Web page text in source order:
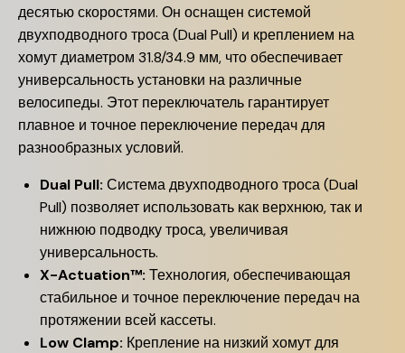
десятью скоростями. Он оснащен системой
двухподводного троса (Dual Pull) и креплением на
хомут диаметром 31.8/34.9 мм, что обеспечивает
универсальность установки на различные
велосипеды. Этот переключатель гарантирует
плавное и точное переключение передач для
разнообразных условий.
Dual Pull: Система двухподводного троса (Dual
Pull) позволяет использовать как верхнюю, так и
нижнюю подводку троса, увеличивая
универсальность.
X-Actuation™: Технология, обеспечивающая
стабильное и точное переключение передач на
протяжении всей кассеты.
Low Clamp: Крепление на низкий хомут для